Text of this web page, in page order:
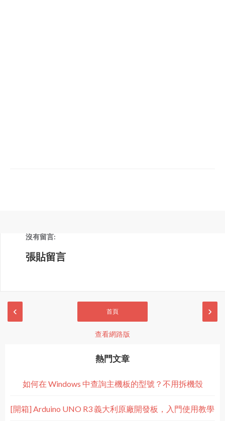
沒有留言:
張貼留言
‹ ›
首頁
查看網路版
熱門文章
如何在 Windows 中查詢主機板的型號？不用拆機殼
[開箱] Arduino UNO R3 義大利原廠開發板，入門使用教學